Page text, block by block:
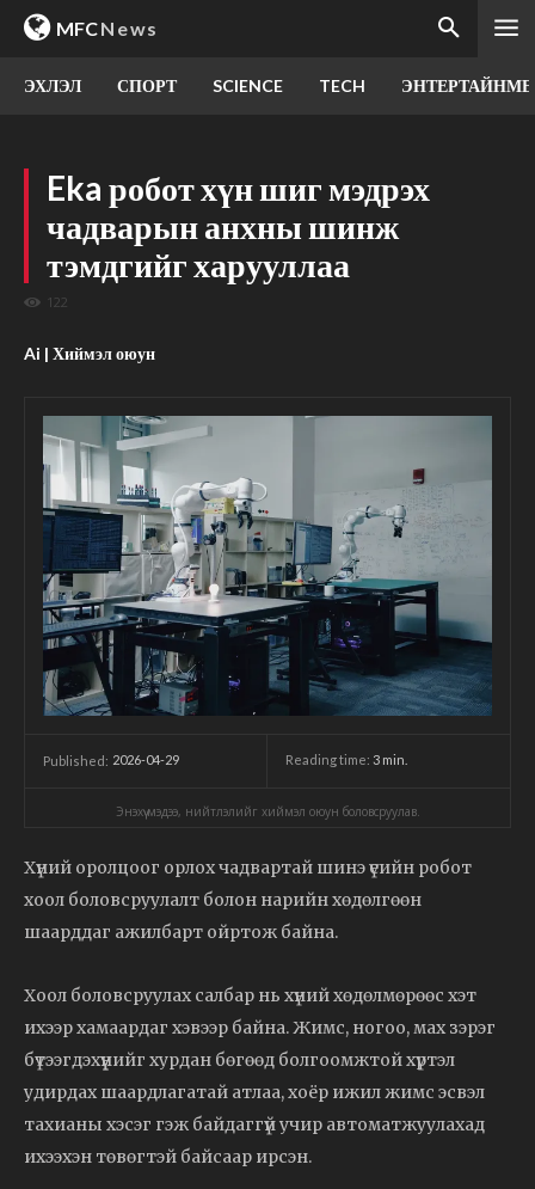
MFCNews
ЭХЛЭЛ СПОРТ SCIENCE TECH
Eka робот хүн шиг мэдрэх
чадварын анхны шинж
тэмдгийг харууллаа
122
Ai | Хиймэл оюун
Published: 2026-04-29 Reading time: 3 min.
Энэхүү мэдээ, нийтлэлийг хиймэл оюун боловсруулав.
Хүний оролцоог орлох чадвартай шинэ үеийн робот
хоол боловсруулалт болон нарийн хөдөлгөөн
шаарддаг ажилбарт ойртож байна.
Хоол боловсруулах салбар нь хүний хөдөлмөрөөс хэт
ихээр хамаардаг хэвээр байна. Жимс, ногоо, мах зэрэг
бүтээгдэхүүнийг хурдан бөгөөд болгоомжтой хүртэл
удирдах шаардлагатай атлаа, хоёр ижил жимс эсвэл
тахианы хэсэг гэж байдаггүй учир автоматжуулахад
ихээхэн төвөгтэй байсаар ирсэн.